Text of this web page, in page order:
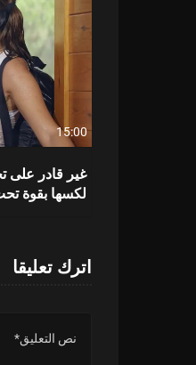
15:00
غير قادر
لكسها بقوة
اترك تعليقا